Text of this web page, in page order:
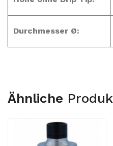
Durchmesser Ø:
Ähnliche